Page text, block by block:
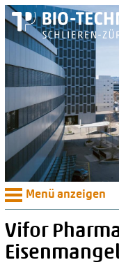
Menü anzeigen
Vifor